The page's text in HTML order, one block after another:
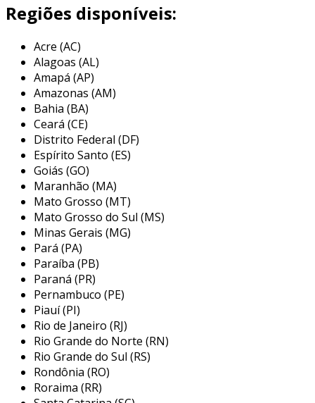
empresa responsável, encontra na piralux. a
empresa atua com junção interna l e saída
lateral dupla, disponibilizando tudo que há de
mais atual para garantir a qualidade final para
cada cliente.
discorrendo ainda sobre
do que visar apenas lucratividade, deve
oferecer produtos e serviços que tenham ótima
qualidade e precisão, detalhes que passam
despercebidos e podem gerar prejuízo futuros
para os clientes.
É importante lembrar que o produto deve
sempre ser adquirido com empresas
especializadas no segmento. esse tipo de
cuidado ajuda a garantir a qualidade e
durabilidade dos materiais, além de evitar
prejuízos com substituições frequentes de
produtos que não cumprem com suas funções
adequadamente. assim, é possível poupar
gastos desnecessários.
existem diversos motivos para a piralux ter se
Regiões disponíveis:
Acre (AC)
Alagoas (AL)
Amapá (AP)
Amazonas (AM)
Bahia (BA)
Ceará (CE)
Distrito Federal (DF)
Espírito Santo (ES)
Goiás (GO)
Maranhão (MA)
Mato Grosso (MT)
Mato Grosso do Sul (MS)
Minas Gerais (MG)
Pará (PA)
Paraíba (PB)
Paraná (PR)
Pernambuco (PE)
Piauí (PI)
Rio de Janeiro (RJ)
Rio Grande do Norte (RN)
Rio Grande do Sul (RS)
Rondônia (RO)
Roraima (RR)